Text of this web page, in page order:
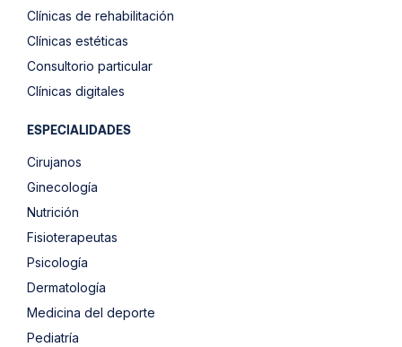
Clínicas de rehabilitación
Clínicas estéticas
Consultorio particular
Clínicas digitales
ESPECIALIDADES
Cirujanos
Ginecología
Nutrición
Fisioterapeutas
Psicología
Dermatología
Medicina del deporte
Pediatría